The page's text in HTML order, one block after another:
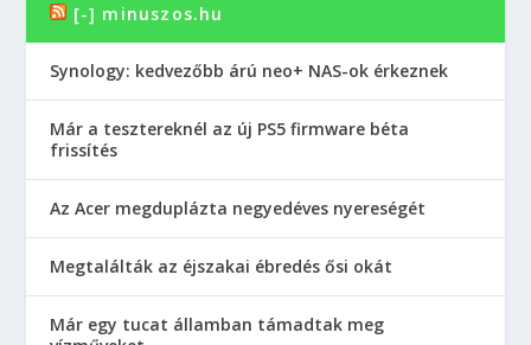
[-] minuszos.hu
Synology: kedvezőbb árú neo+ NAS-ok érkeznek
Már a tesztereknél az új PS5 firmware béta
frissítés
Az Acer megduplázta negyedéves nyereségét
Megtalálták az éjszakai ébredés ősi okát
Már egy tucat államban támadtak meg